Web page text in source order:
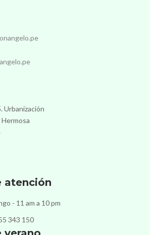
Urbanización
atención
- 11 am a 10 pm
343 150